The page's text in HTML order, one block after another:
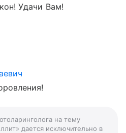
Удачи Вам!
на тему
дается исключительно в